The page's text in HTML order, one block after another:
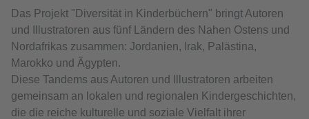
Das Projekt "Diversität in Kinderbüchern" bringt Autoren
und Illustratoren aus fünf Ländern des Nahen Ostens und
Nordafrikas zusammen: Jordanien, Irak, Palästina,
Marokko und Ägypten.
Diese Tandems aus Autoren und Illustratoren arbeiten
gemeinsam an lokalen und regionalen Kindergeschichten,
die die reiche kulturelle und soziale Vielfalt ihrer